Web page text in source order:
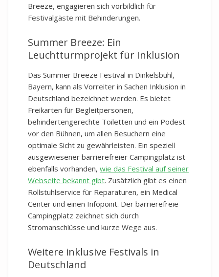
Breeze, engagieren sich vorbildlich für
Festivalgäste mit Behinderungen.
Summer Breeze: Ein
Leuchtturmprojekt für Inklusion
Das Summer Breeze Festival in Dinkelsbühl,
Bayern, kann als Vorreiter in Sachen Inklusion in
Deutschland bezeichnet werden. Es bietet
Freikarten für Begleitpersonen,
behindertengerechte Toiletten und ein Podest
vor den Bühnen, um allen Besuchern eine
optimale Sicht zu gewährleisten. Ein speziell
ausgewiesener barrierefreier Campingplatz ist
ebenfalls vorhanden, wie das Festival auf seiner
Webseite bekannt gibt. Zusätzlich gibt es einen
Rollstuhlservice für Reparaturen, ein Medical
Center und einen Infopoint. Der barrierefreie
Campingplatz zeichnet sich durch
Stromanschlüsse und kurze Wege aus.
Weitere inklusive Festivals in
Deutschland